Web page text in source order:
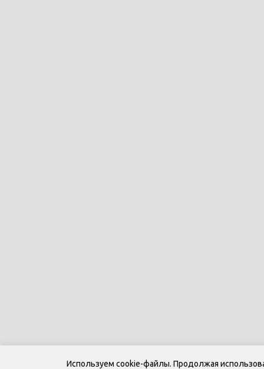
Используем cookie-файлы. Продолжая